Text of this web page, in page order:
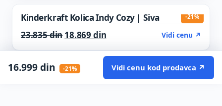
-21%
Kinderkraft Kolica Indy Cozy | Siva
23.835din Original price was: 23.835 din.
18.869 dinCurrent price is: 18.869 din.
Vidi cenu ↗
16.999din -21% Vidi cenu kod prodavca ↗